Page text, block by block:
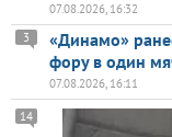
07.08.2026, 16:32
«Динамо»
фору в один
3
07.08.2026, 16:11
14